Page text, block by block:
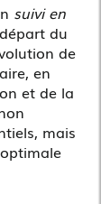
suivi en
du
de
en
et de la
mais